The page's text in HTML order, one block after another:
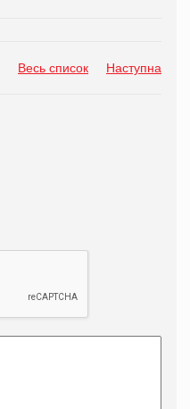
Весь список Наступна